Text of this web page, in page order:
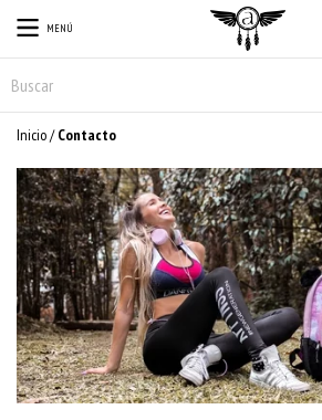
MENÚ
Inicio/ Contacto